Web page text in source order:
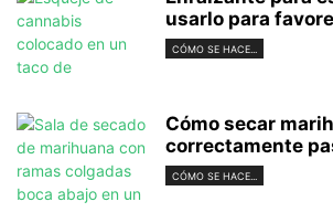
usarlo para
CÓMO SE HACE...
Cómo secar
correctamente
CÓMO SE HACE...